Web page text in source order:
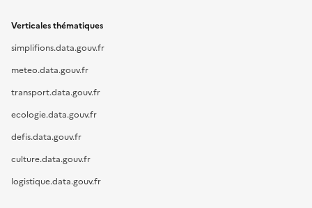
Verticales thématiques
simplifions.data.gouv.fr
meteo.data.gouv.fr
transport.data.gouv.fr
ecologie.data.gouv.fr
defis.data.gouv.fr
culture.data.gouv.fr
logistique.data.gouv.fr